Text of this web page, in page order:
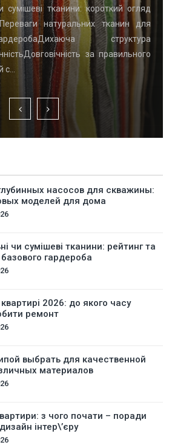
сумішеві тканини: короткий огляд
натуральних тканин для
структура
за правильного
с…
насосов для скважины:
моделей для дома
чи сумішеві тканини: рейтинг та
гардероба
2026: до якого часу
ремонт
выбрать для качественной
материалов
з чого почати – поради
інтер\’єру